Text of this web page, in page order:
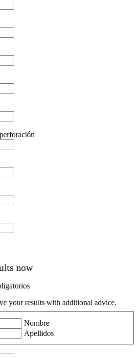
now
your results with additional advice.
Nombre
Apellidos